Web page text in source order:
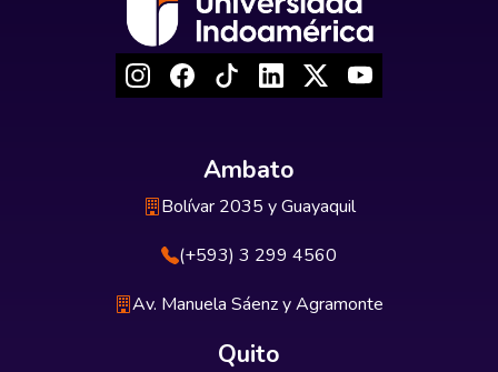
Ambato
Bolívar 2035 y Guayaquil
(+593) 3 299 4560
Av. Manuela Sáenz y Agramonte
Quito